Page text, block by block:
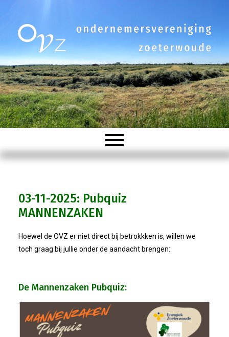
Organisatie
Bestuur
Nieuws
IJshal De Vliet Nodigt Ons Uit!
03-11-2025: Pubquiz
MANNENZAKEN
Hoewel de OVZ er niet direct bij betrokkken is, willen we
toch graag bij jullie onder de aandacht brengen:
De Mannenzaken Pubquiz: